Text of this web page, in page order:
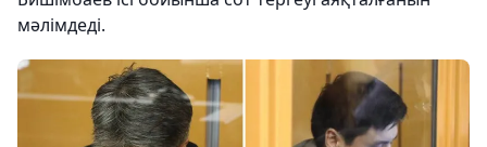
мәлімдеді.